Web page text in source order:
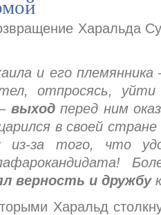
Харальда
и его племянника
отпросясь,
выходперед ним
в своей
за того, что
верность и дружбу
Харальд